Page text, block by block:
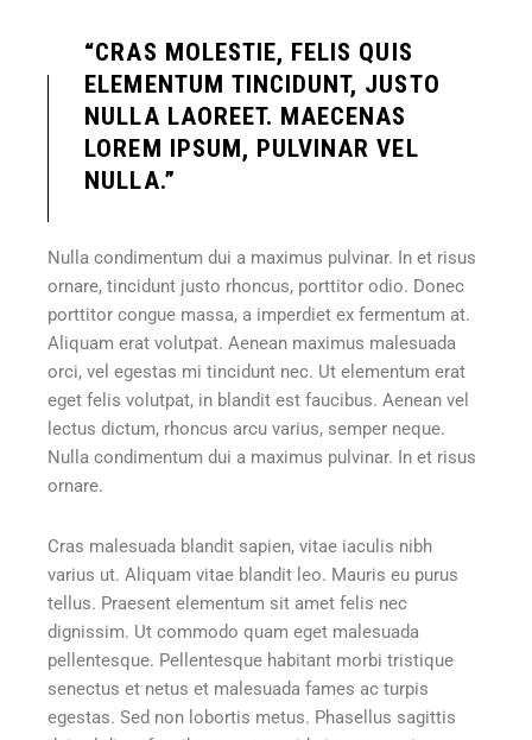
“CRAS MOLESTIE, FELIS QUIS
ELEMENTUM TINCIDUNT, JUSTO
NULLA LAOREET. MAECENAS
LOREM IPSUM, PULVINAR VEL
NULLA.”
Nulla condimentum dui a maximus pulvinar. In et risus
ornare, tincidunt justo rhoncus, porttitor odio. Donec
porttitor congue massa, a imperdiet ex fermentum at.
Aliquam erat volutpat. Aenean maximus malesuada
orci, vel egestas mi tincidunt nec. Ut elementum erat
eget felis volutpat, in blandit est faucibus. Aenean vel
lectus dictum, rhoncus arcu varius, semper neque.
Nulla condimentum dui a maximus pulvinar. In et risus
ornare.
Cras malesuada blandit sapien, vitae iaculis nibh
varius ut. Aliquam vitae blandit leo. Mauris eu purus
tellus. Praesent elementum sit amet felis nec
dignissim. Ut commodo quam eget malesuada
pellentesque. Pellentesque habitant morbi tristique
senectus et netus et malesuada fames ac turpis
egestas. Sed non lobortis metus. Phasellus sagittis